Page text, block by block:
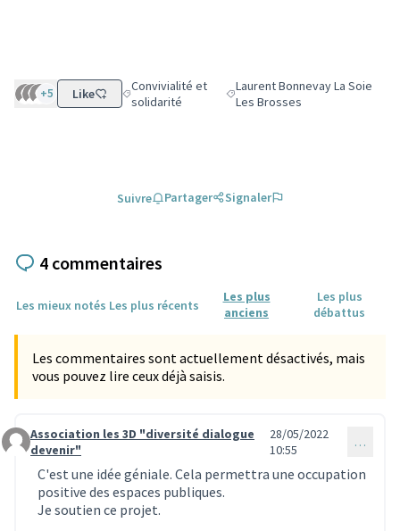
+5 Like Filtrer les résultats de la catégorie : Convivialité et
Convivialité et
solidarité
Filtrer les résultats pour le
Laurent Bonnevay La Soie
Les Brosses
Suivre Partager Signaler
4 commentaires
Les mieux notés Les plus récents
Les plus
anciens
Les plus
débattus
Les commentaires sont actuellement désactivés, mais
vous pouvez lire ceux déjà saisis.
Commentaire 1584
Association les 3D "diversité dialogue
devenir"
28/05/2022
10:55
…
C'est une idée géniale. Cela permettra une occupation
positive des espaces publiques.
Je soutien ce projet.